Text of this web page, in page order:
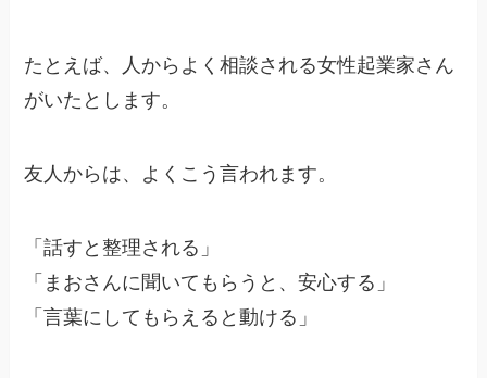
たとえば、人からよく相談される女性起業家さん
がいたとします。
友人からは、よくこう言われます。
「話すと整理される」
「まおさんに聞いてもらうと、安心する」
「言葉にしてもらえると動ける」